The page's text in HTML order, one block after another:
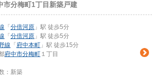
市分梅町1丁目新築戸建
「 分倍河原 」駅 徒歩5分
「 分倍河原 」駅 徒歩5分
線 「 府中本町 」駅 徒歩15分
府中市分梅町 １丁目
：新築